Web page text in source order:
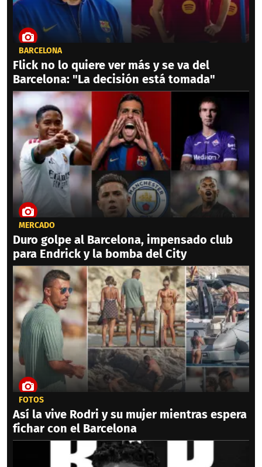
BARCELONA
Flick no lo quiere ver más y se va del
Barcelona: "La decisión está tomada"
MERCADO
Duro golpe al Barcelona, impensado club
para Endrick y la bomba del City
FOTOS
Así la vive Rodri y su mujer mientras espera
fichar con el Barcelona